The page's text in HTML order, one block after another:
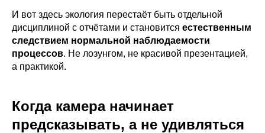
И вот здесь экология перестаёт быть отдельной
дисциплиной с отчётами и становится естественным
следствием нормальной наблюдаемости
процессов. Не лозунгом, не красивой презентацией,
а практикой.
Когда камера начинает
предсказывать, а не удивляться